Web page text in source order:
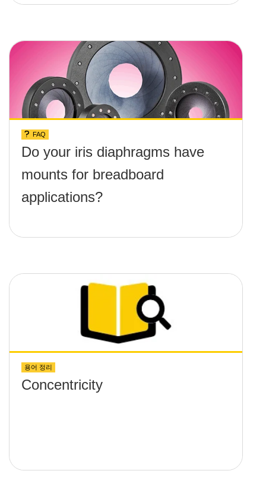
any screws protruding up
FAQ
Do your iris diaphragms have
mounts for breadboard
applications?
용어 정리
Concentricity